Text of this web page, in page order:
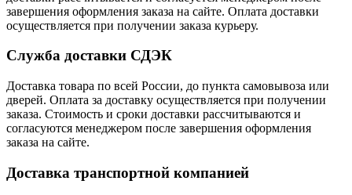
завершения оформления заказа на сайте. Оплата доставки
осуществляется при получении заказа курьеру.
Служба доставки СДЭК
Доставка товара по всей России, до пункта самовывоза или
дверей. Оплата за доставку осуществляется при получении
заказа. Стоимость и сроки доставки рассчитываются и
согласуются менеджером после завершения оформления
заказа на сайте.
Доставка транспортной компанией